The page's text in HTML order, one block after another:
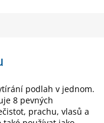
podlah v jednom.
8 pevných
prachu, vlasů a